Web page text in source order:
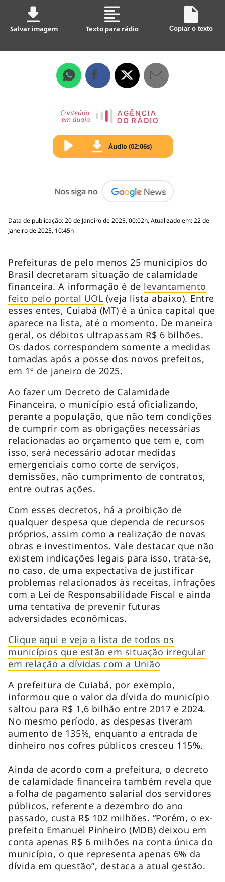
Salvar imagem Texto para rádio Copiar o texto
Áudio (02:06s)
Data de publicação: 20 de Janeiro de 2025, 00:02h, Atualizado em: 22 de
Janeiro de 2025, 10:45h
Prefeituras de pelo menos 25 municípios do
Brasil decretaram situação de calamidade
financeira. A informação é de levantamento
feito pelo portal UOL (veja lista abaixo). Entre
esses entes, Cuiabá (MT) é a única capital que
aparece na lista, até o momento. De maneira
geral, os débitos ultrapassam R$ 6 bilhões.
Os dados correspondem somente a medidas
tomadas após a posse dos novos prefeitos,
em 1º de janeiro de 2025.
Ao fazer um Decreto de Calamidade
Financeira, o município está oficializando,
perante a população, que não tem condições
de cumprir com as obrigações necessárias
relacionadas ao orçamento que tem e, com
isso, será necessário adotar medidas
emergenciais como corte de serviços,
demissões, não cumprimento de contratos,
entre outras ações.
Com esses decretos, há a proibição de
qualquer despesa que dependa de recursos
próprios, assim como a realização de novas
obras e investimentos. Vale destacar que não
existem indicações legais para isso, trata-se,
no caso, de uma expectativa de justificar
problemas relacionados às receitas, infrações
com a Lei de Responsabilidade Fiscal e ainda
uma tentativa de prevenir futuras
adversidades econômicas.
Clique aqui e veja a lista de todos os
municípios que estão em situação irregular
em relação a dívidas com a União
A prefeitura de Cuiabá, por exemplo,
informou que o valor da dívida do município
saltou para R$ 1,6 bilhão entre 2017 e 2024.
No mesmo período, as despesas tiveram
aumento de 135%, enquanto a entrada de
dinheiro nos cofres públicos cresceu 115%.
Ainda de acordo com a prefeitura, o decreto
de calamidade financeira também revela que
a folha de pagamento salarial dos servidores
públicos, referente a dezembro do ano
passado, custa R$ 102 milhões. “Porém, o ex-
prefeito Emanuel Pinheiro (MDB) deixou em
conta apenas R$ 6 milhões na conta única do
município, o que representa apenas 6% da
dívida em questão”, destaca a atual gestão.